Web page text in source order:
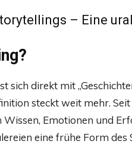
– Eine
sich direkt mit
steckt weit mehr.
Wissen, Emotionen und
eine frühe Form